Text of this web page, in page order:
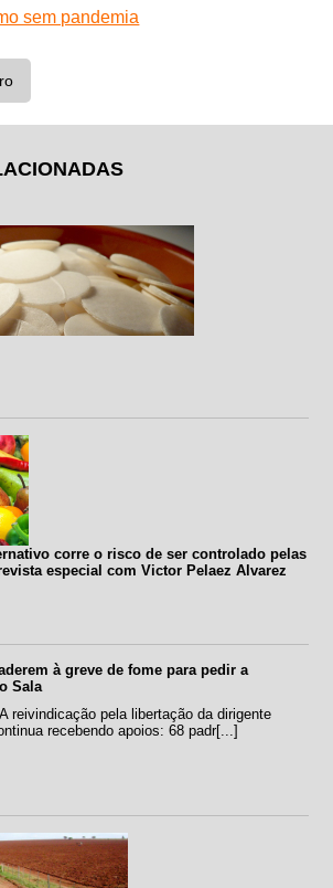
sem pandemia
corre o risco de ser controlado pelas
especial com Victor Pelaez Alvarez
à greve de fome para pedir a
Sala
reivindicação pela libertação da dirigente
recebendo apoios: 68 padr[...]